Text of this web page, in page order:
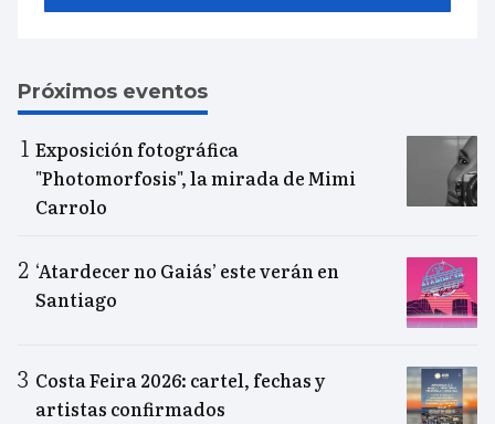
Próximos eventos
Exposición fotográfica
"Photomorfosis", la mirada de Mimi
Carrolo
‘Atardecer no Gaiás’ este verán en
Santiago
Costa Feira 2026: cartel, fechas y
artistas confirmados